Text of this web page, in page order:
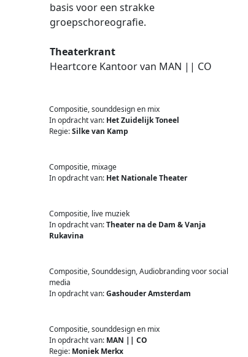
basis voor een strakke
groepschoreografie.
Theaterkrant
Heartcore Kantoor van MAN || CO
Compositie, sounddesign en mix
In opdracht van: Het Zuidelijk Toneel
Regie:Silke van Kamp
Compositie, mixage
In opdracht van: Het Nationale Theater
Compositie, live muziek
In opdracht van:Theater na de Dam & Vanja
Rukavina
Compositie, Sounddesign, Audiobranding voor social
media
In opdracht van:Gashouder Amsterdam
Compositie, sounddesign en mix
In opdracht van: MAN || CO
Regie: Moniek Merkx